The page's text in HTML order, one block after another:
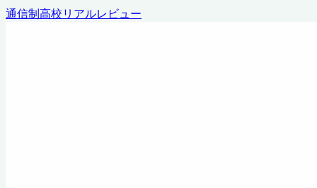
通信制高校リアルレビュー